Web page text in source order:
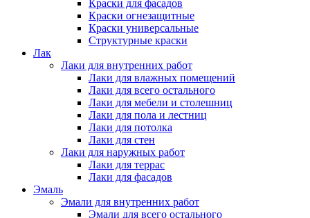
Краски для фасадов
Краски огнезащитные
Краски универсальные
Структурные краски
Лак
Лаки для внутренних работ
Лаки для влажных помещений
Лаки для всего остального
Лаки для мебели и столешниц
Лаки для пола и лестниц
Лаки для потолка
Лаки для стен
Лаки для наружных работ
Лаки для террас
Лаки для фасадов
Эмаль
Эмали для внутренних работ
Эмали для всего остального